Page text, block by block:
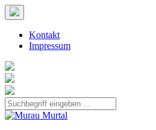
Kontakt
Impressum